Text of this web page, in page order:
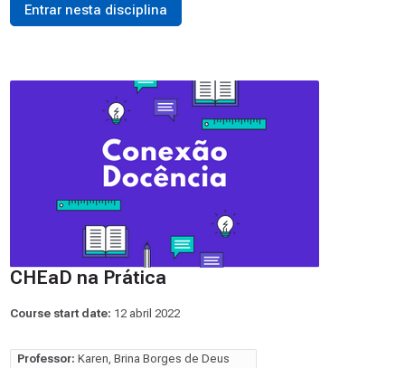
Entrar nesta disciplina
CHEaD na Prática
Course start date: 12 abril 2022
Professor: Karen, Brina Borges de Deus